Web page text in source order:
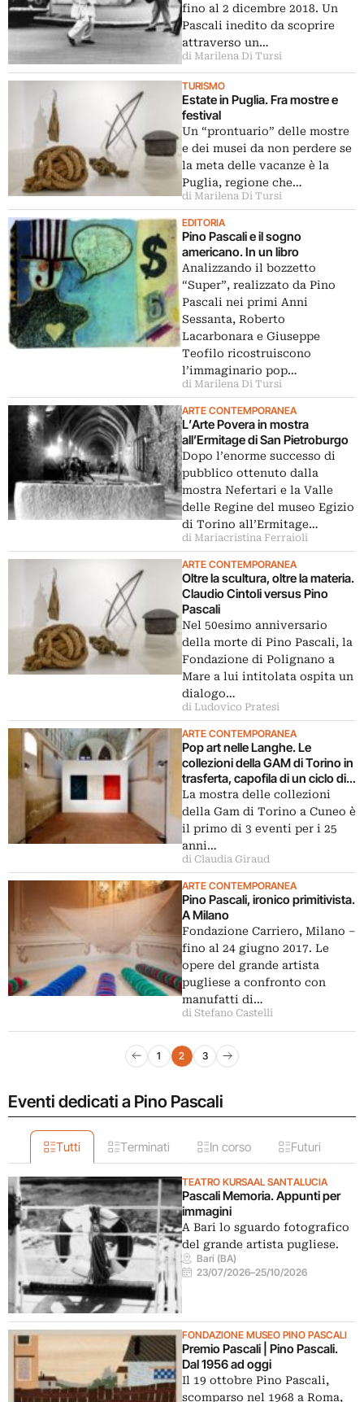
fino al 2 dicembre 2018. Un
Pascali inedito da scoprire
attraverso un…
di Marilena Di Tursi
TURISMO
Estate in Puglia. Fra mostre e
festival
Un “prontuario” delle mostre
e dei musei da non perdere se
la meta delle vacanze è la
Puglia, regione che…
di Marilena Di Tursi
EDITORIA
Pino Pascali e il sogno
americano. In un libro
Analizzando il bozzetto
“Super”, realizzato da Pino
Pascali nei primi Anni
Sessanta, Roberto
Lacarbonara e Giuseppe
Teofilo ricostruiscono
l’immaginario pop…
di Marilena Di Tursi
ARTE CONTEMPORANEA
L’Arte Povera in mostra
all’Ermitage di San Pietroburgo
Dopo l’enorme successo di
pubblico ottenuto dalla
mostra Nefertari e la Valle
delle Regine del museo Egizio
di Torino all’Ermitage…
di Mariacristina Ferraioli
ARTE CONTEMPORANEA
Oltre la scultura, oltre la materia.
Claudio Cintoli versus Pino
Pascali
Nel 50esimo anniversario
della morte di Pino Pascali, la
Fondazione di Polignano a
Mare a lui intitolata ospita un
dialogo…
di Ludovico Pratesi
ARTE CONTEMPORANEA
Pop art nelle Langhe. Le
collezioni della GAM di Torino in
trasferta, capofila di un ciclo di
eventi
La mostra delle collezioni
della Gam di Torino a Cuneo è
il primo di 3 eventi per i 25
anni…
di Claudia Giraud
ARTE CONTEMPORANEA
Pino Pascali, ironico primitivista.
A Milano
Fondazione Carriero, Milano –
fino al 24 giugno 2017. Le
opere del grande artista
pugliese a confronto con
manufatti di…
di Stefano Castelli
Navigazione articoli
Pagina precedente
1 2 3
Pagina successiva
Eventi dedicati a Pino Pascali
Tutti Terminati In corso Futuri
TEATRO KURSAAL SANTALUCIA
Pascali Memoria. Appunti per
immagini
A Bari lo sguardo fotografico
del grande artista pugliese.
Bari (BA)
23/07/2026–25/10/2026
FONDAZIONE MUSEO PINO PASCALI
Premio Pascali | Pino Pascali.
Dal 1956 ad oggi
Il 19 ottobre Pino Pascali,
scomparso nel 1968 a Roma,